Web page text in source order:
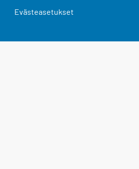
Evästeasetukset